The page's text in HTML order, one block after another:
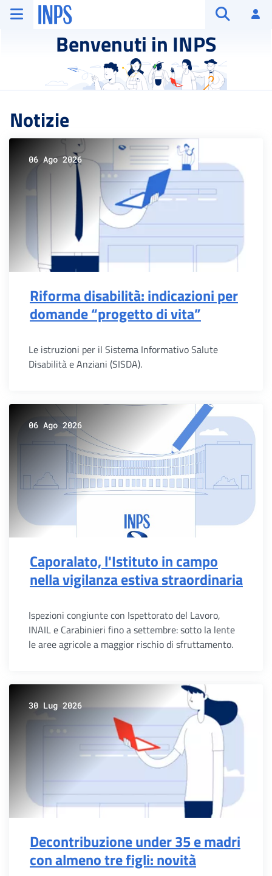
Vai al menu principale
Vai al contenuto principale
Vai al pie' di pagina
INPS ()
Benvenuti in INPS
Notizie
06 Ago 2026
Riforma disabilità: indicazioni per
domande “progetto di vita”
Le istruzioni per il Sistema Informativo Salute
Disabilità e Anziani (SISDA).
06 Ago 2026
Caporalato, l'Istituto in campo
nella vigilanza estiva straordinaria
Ispezioni congiunte con Ispettorato del Lavoro,
INAIL e Carabinieri fino a settembre: sotto la lente
le aree agricole a maggior rischio di sfruttamento.
30 Lug 2026
Decontribuzione under 35 e madri
con almeno tre figli: novità